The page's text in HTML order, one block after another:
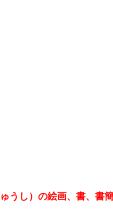
うし）の絵画、書、書